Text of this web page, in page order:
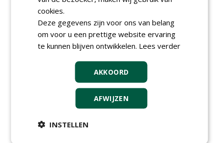
Boomverzorgersdag voor
boomprofessionals
vrijdag 9 oktober 2026
toekomst begint in de
openbare ruimte
donderdag 5 november 2026
cookies.
Deze gegevens zijn voor ons van belang
om voor u een prettige website ervaring
te kunnen blijven ontwikkelen. Lees verder
AKKOORD
AFWIJZEN
INSTELLEN